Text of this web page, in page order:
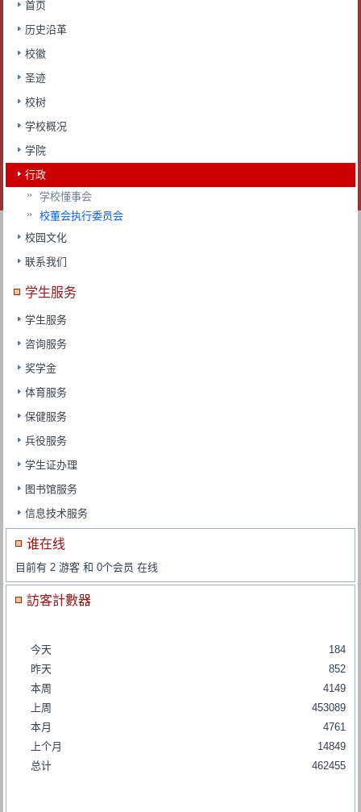
首页
历史沿革
校徽
圣迹
校树
学校概况
学院
行政
学校懂事会
校董会执行委员会
校园文化
联系我们
学生服务
学生服务
咨询服务
奖学金
体育服务
保健服务
兵役服务
学生证办理
图书馆服务
信息技术服务
谁在线
目前有 2 游客 和 0个会员 在线
訪客計數器
今天
昨天
本周
上周
本月
上个月
总计
184
852
4149
453089
4761
14849
462455